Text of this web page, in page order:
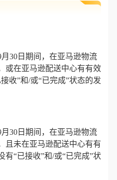
30日期间，在亚马逊物流
或在亚马逊配送中心有有效
收”和/或“已完成”状态的发
30日期间，在亚马逊物流
且未在亚马逊配送中心有有
“已接收”和/或“已完成”状